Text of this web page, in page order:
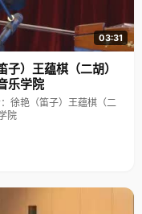
03:31
）王蕴棋（二胡）
乐学院
徐艳（笛子）王蕴棋（二
院